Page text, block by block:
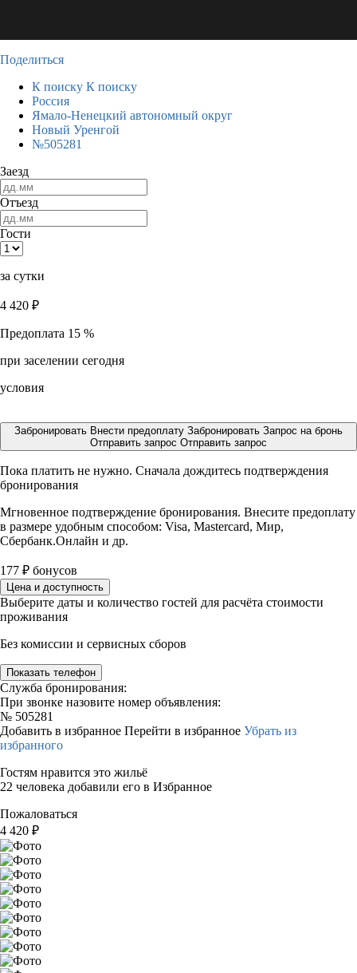
Поделиться
К поиску К поиску
Россия
Ямало-Ненецкий автономный округ
Новый Уренгой
№505281
Заезд
Отъезд
Гости
за сутки
4 420 ₽
Предоплата 15 %
при заселении сегодня
условия
Забронировать Внести предоплату Забронировать Запрос на бронь
Отправить запрос Отправить запрос
Пока платить не нужно. Сначала дождитесь подтверждения
бронирования
Мгновенное подтверждение бронирования. Внесите предоплату
в размере удобным способом: Visa, Mastercard, Мир,
Сбербанк.Онлайн и др.
177 ₽ бонусов
Цена и доступность
Выберите даты и количество гостей для расчёта стоимости
проживания
Без комиссии и сервисных сборов
Показать телефон
Служба бронирования:
При звонке назовите номер объявления:
№ 505281
Добавить в избранное Перейти в избранное Убрать из
избранного
Гостям нравится это жильё
22 человека добавили его в Избранное
Пожаловаться
4 420 ₽